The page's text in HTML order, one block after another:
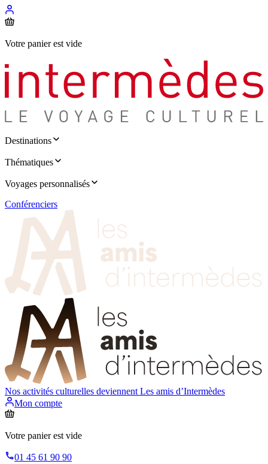
Votre panier est vide
Destinations
Thématiques
Voyages personnalisés
Conférenciers
Nos activités culturelles deviennent Les amis d’Intermèdes
Mon compte
Votre panier est vide
01 45 61 90 90